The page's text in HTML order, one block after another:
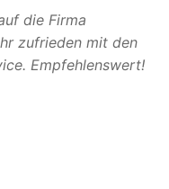
die Firma
zufrieden mit den
Empfehlenswert!